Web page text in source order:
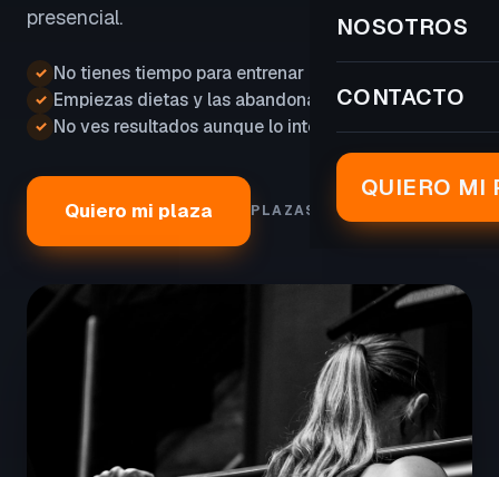
NOSOTROS
CONTACTO
QUIERO MI
presencial.
✓ No tienes tiempo para entrenar
✓ Empiezas dietas y las abandonas
✓ No ves resultados aunque lo intentas
Quiero mi plaza PLAZAS LIMITADAS